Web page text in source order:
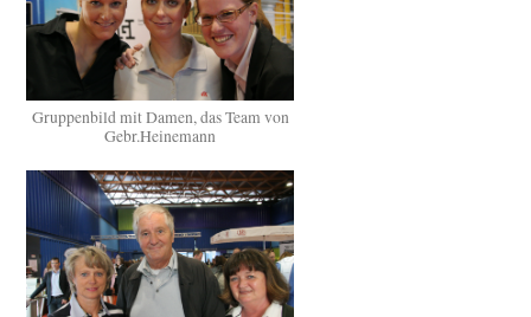
Gruppenbild mit Damen, das Team von
Gebr.Heinemann